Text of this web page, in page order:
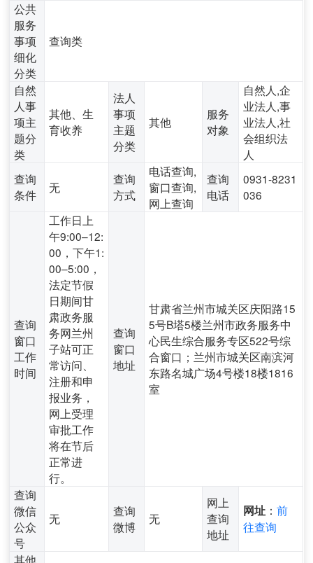
公共
服务
事项
细化
分类
查询类
自然
人事
项主
题分
类
其他、生
育收养
法人
事项
主题
分类
其他
服务
对象
自然人,企
业法人,事
业法人,社
会组织法
人
查询
条件
无
查询
方式
电话查询,
窗口查询,
网上查询
查询
电话
0931-8231
036
查询
窗口
工作
时间
工作日上
午9:00–12:
00，下午1:
00–5:00，
法定节假
日期间甘
肃政务服
务网兰州
子站可正
常访问、
注册和申
报业务，
网上受理
审批工作
将在节后
正常进
行。
查询
窗口
地址
甘肃省兰州市城关区庆阳路15
5号B塔5楼兰州市政务服务中
心民生综合服务专区522号综
合窗口；兰州市城关区南滨河
东路名城广场4号楼18楼1816
室
查询
微信
公众
号
无
查询
微博
无
网上
查询
地址
网址 ：前
往查询
其他